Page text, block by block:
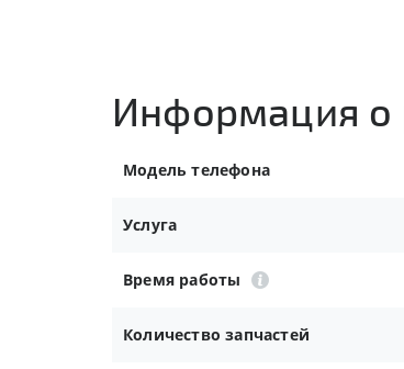
Информация о
Модель телефона
Услуга
Время работы
Количество запчастей